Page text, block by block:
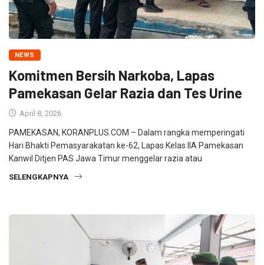
NEWS
Komitmen Bersih Narkoba, Lapas
Pamekasan Gelar Razia dan Tes Urine
April 8, 2026
PAMEKASAN, KORANPLUS.COM – Dalam rangka memperingati
Hari Bhakti Pemasyarakatan ke-62, Lapas Kelas IIA Pamekasan
Kanwil Ditjen PAS Jawa Timur menggelar razia atau
SELENGKAPNYA